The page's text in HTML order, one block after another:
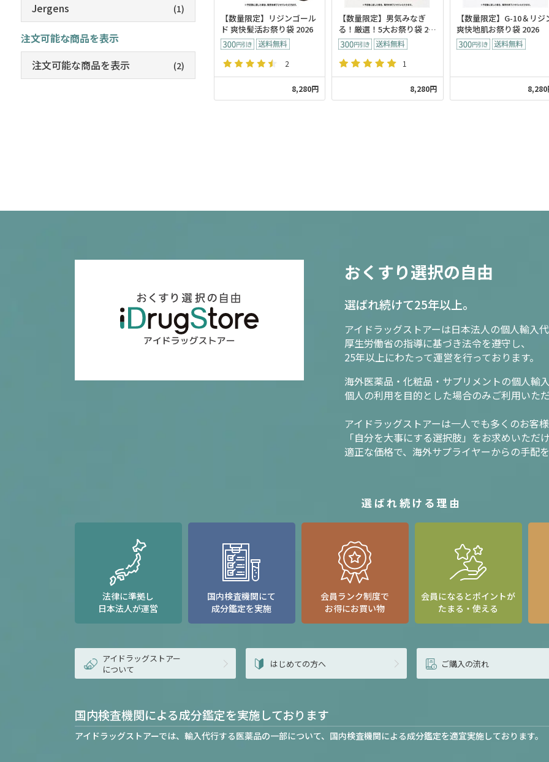
Jergens (1)
注文可能な商品を表示
注文可能な商品を表示
(2)
【数量限定】リジンゴール
ド 爽快髪活お祭り袋 2026
2
8,280円
【数量限定】男気みなぎ
る！厳選！5大お祭り袋 20
26
1
8,280円
【数量限定】G-10＆リジ
爽快地肌お祭り袋 2026
8,280
おくすり選択の自由
選ばれ続けて25年以上。
アイドラッグストアーは日本法人の個人輸入代
厚生労働省の指導に基づき法令を遵守し、
25年以上にわたって運営を行っております。
海外医薬品・化粧品・サプリメントの個人輸入
個人の利用を目的とした場合のみご利用いただ
アイドラッグストアーは一人でも多くのお客
「自分を大事にする選択肢」をお求めいただ
適正な価格で、海外サプライヤーからの手配
選ばれ続ける理由
法律に準拠し
日本法人が運営
国内検査機関にて
成分鑑定を実施
会員ランク制度で
お得にお買い物
会員になるとポイントが
たまる・使える
アイドラッグストアー
について
はじめての方へ ご購入の流れ
国内検査機関による成分鑑定を実施しております
アイドラッグストアーでは、輸入代行する医薬品の一部について、国内検査機関による成分鑑定を適宜実施しております。